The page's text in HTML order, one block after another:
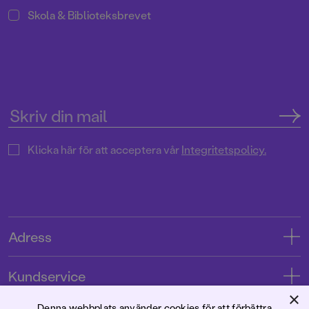
Skola & Biblioteksbrevet
Klicka här för att acceptera vårIntegritetspolicy.
Adress
Kundservice
Kontakta oss ×